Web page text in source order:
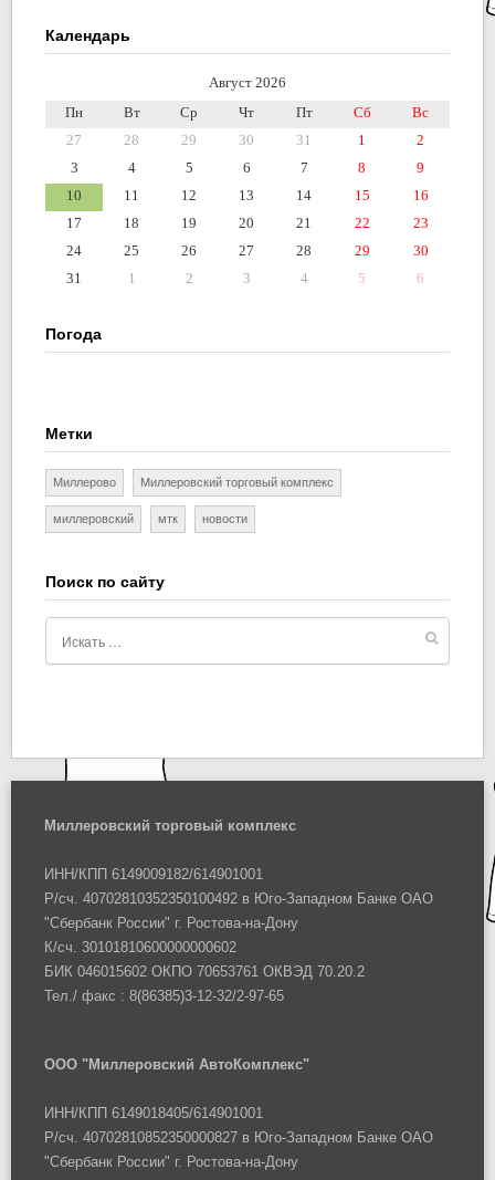
Календарь
Август 2026
Пн
Вт Ср Чт Пт Сб
Вс
27
28 29 30 31 1
2
3
4 5 6 7 8
9
10
11 12 13 14 15
16
17
18 19 20 21 22
23
24
25 26 27 28 29
30
31
1 2 3 4 5 6
Погода
Метки
Миллерово Миллеровский торговый комплекс
миллеровский мтк новости
Поиск по сайту
Миллеровский торговый комплекс
ИНН/КПП 6149009182/614901001
Р/сч. 40702810352350100492 в Юго-Западном Банке ОАО
"Сбербанк России" г. Ростова-на-Дону
К/сч. 30101810600000000602
БИК 046015602 ОКПО 70653761 ОКВЭД 70.20.2
Тел./ факс : 8(86385)3-12-32/2-97-65
ООО "Миллеровский АвтоКомплекс"
ИНН/КПП 6149018405/614901001
Р/сч. 40702810852350000827 в Юго-Западном Банке ОАО
"Сбербанк России" г. Ростова-на-Дону